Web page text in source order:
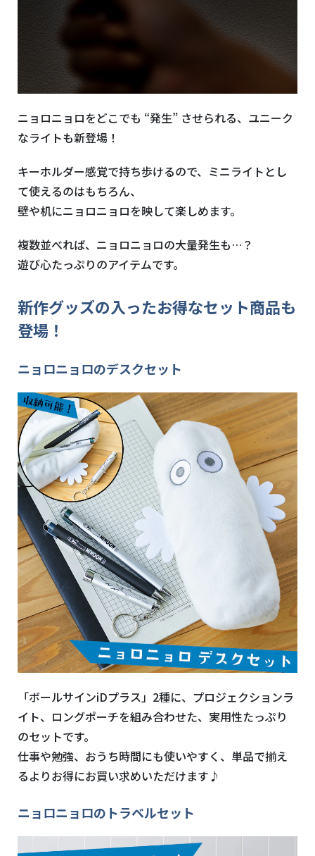
ニョロニョロをどこでも “発生” させられる、ユニーク
なライトも新登場！
キーホルダー感覚で持ち歩けるので、ミニライトとし
て使えるのはもちろん、
壁や机にニョロニョロを映して楽しめます。
複数並べれば、ニョロニョロの大量発生も…？
遊び心たっぷりのアイテムです。
新作グッズの入ったお得なセット商品も
登場！
ニョロニョロのデスクセット
「ボールサインiDプラス」2種に、プロジェクションラ
イト、ロングポーチを組み合わせた、実用性たっぷり
のセットです。
仕事や勉強、おうち時間にも使いやすく、単品で揃え
るよりお得にお買い求めいただけます♪
ニョロニョロのトラベルセット